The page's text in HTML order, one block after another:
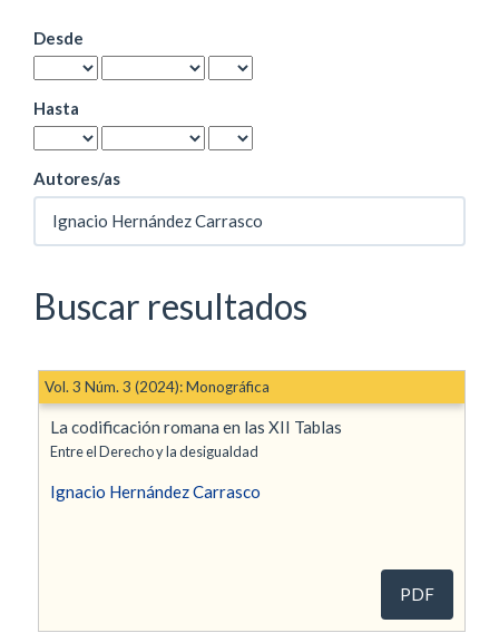
Desde
Hasta
Autores/as
Buscar resultados
La codificación romana en las XII Tablas
Entre el Derecho y la desigualdad
Ignacio Hernández Carrasco
Vol. 3 Núm. 3 (2024): Monográfica
PDF